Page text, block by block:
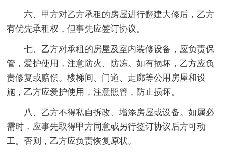
六、甲方对乙方承租的房屋进行翻建大修后，乙方
有优先承租权，但事先应签订协议。
七、乙方对承租的房屋及室内装修设备，应负责保
管，爱护使用，注意防火、防冻。如有损坏，乙方应负
责修复或赔偿。楼梯间、门道、走廊等公用房屋和设
施，乙方应爱护使用，注意照管，防止损坏。
八、乙方不得私自拆改、增添房屋或设备。如属必
需时，应事先取得甲方同意或另行签订协议后方可动
工。否则，乙方应负责恢复原状。